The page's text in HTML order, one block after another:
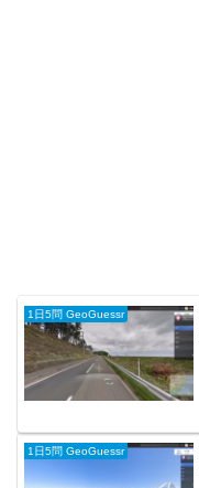
1日5問 GeoGuessr
1日5問 GeoGuessr